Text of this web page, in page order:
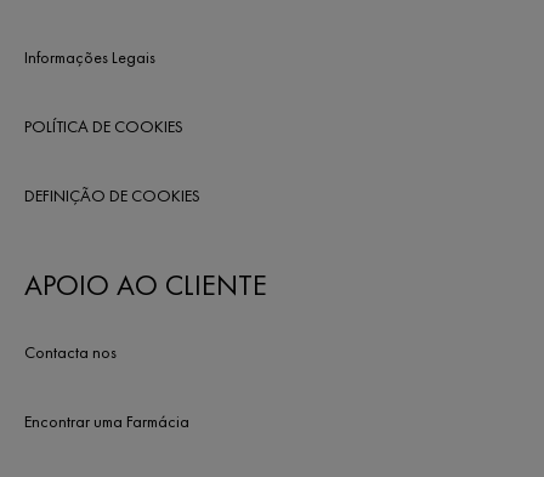
Informações Legais
POLÍTICA DE COOKIES
DEFINIÇÃO DE COOKIES
APOIO AO CLIENTE
Contacta nos
Encontrar uma Farmácia